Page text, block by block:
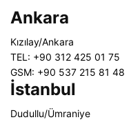
Ankara
Kızılay/Ankara
TEL: +90 312 425 01 75
GSM: +90 537 215 81 48
İstanbul
Dudullu/Ümraniye